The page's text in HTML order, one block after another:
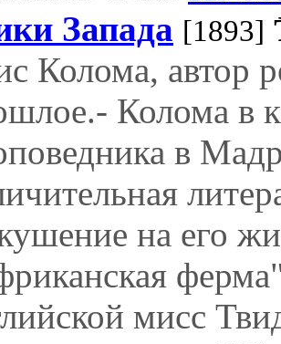
Запада [1893]
Колома, автор
Колома в
в
на его
мисс